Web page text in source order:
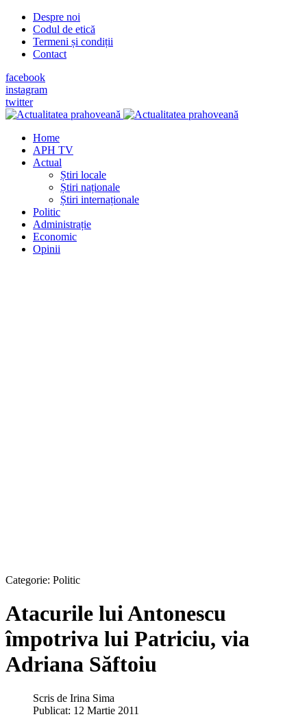
Despre noi
Codul de etică
Termeni și condiții
Contact
facebook
instagram
twitter
Home
APH TV
Actual
Știri locale
Știri naționale
Știri internaționale
Politic
Administrație
Economic
Opinii
Categorie: Politic
Atacurile lui Antonescu
împotriva lui Patriciu, via
Adriana Săftoiu
Scris de Irina Sima
Publicat: 12 Martie 2011